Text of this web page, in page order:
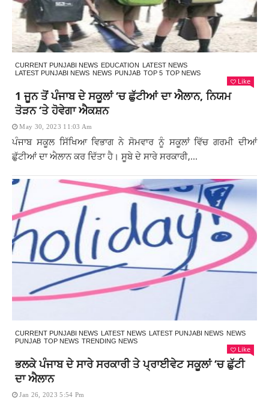
CURRENT PUNJABI NEWS EDUCATION LATEST NEWS
LATEST PUNJABI NEWS NEWS PUNJAB TOP 5 TOP NEWS
Like
1 ਜੂਨ ਤੋਂ ਪੰਜਾਬ ਦੇ ਸਕੂਲਾਂ ‘ਚ ਛੁੱਟੀਆਂ ਦਾ ਐਲਾਨ, ਨਿਯਮ
ਤੋੜਨ ‘ਤੇ ਹੋਵੇਗਾ ਐਕਸ਼ਨ
May 30, 2023 11:03 Am
ਪੰਜਾਬ ਸਕੂਲ ਸਿੱਖਿਆ ਵਿਭਾਗ ਨੇ ਸੋਮਵਾਰ ਨੂੰ ਸਕੂਲਾਂ ਵਿੱਚ ਗਰਮੀ ਦੀਆਂ
ਛੁੱਟੀਆਂ ਦਾ ਐਲਾਨ ਕਰ ਦਿੱਤਾ ਹੈ। ਸੂਬੇ ਦੇ ਸਾਰੇ ਸਰਕਾਰੀ,...
CURRENT PUNJABI NEWS LATEST NEWS LATEST PUNJABI NEWS NEWS
PUNJAB TOP NEWS TRENDING NEWS
Like
ਭਲਕੇ ਪੰਜਾਬ ਦੇ ਸਾਰੇ ਸਰਕਾਰੀ ਤੇ ਪ੍ਰਾਈਵੇਟ ਸਕੂਲਾਂ ‘ਚ ਛੁੱਟੀ
ਦਾ ਐਲਾਨ
Jan 26, 2023 5:54 Pm